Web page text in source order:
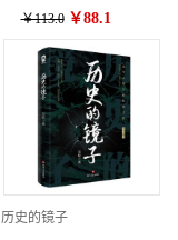
革命内部的革命
￥113.0 ￥88.1
历史的镜子